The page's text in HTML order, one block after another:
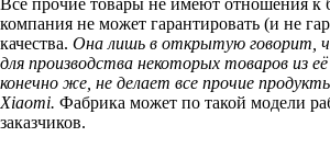
компания не может гарантировать (и не
качества. Она лишь в открытую говорит,
для производства некоторых товаров из
конечно же, не делает все прочие
Xiaomi. Фабрика может по такой модели
заказчиков.